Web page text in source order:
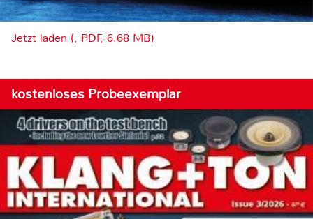
Jetzt laden (, PDF, 6.68 MB)
kostenloses Probeexemplar